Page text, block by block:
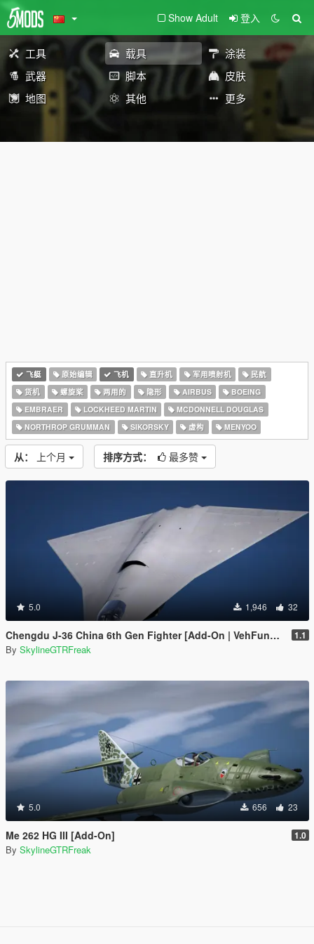
Show Adult 登入
工具 载具
涂装
武器
脚本
皮肤
地图
其他 更多
飞艇 原始编辑 飞机 直升机 军用喷射机
民航
货机
螺旋桨 两用的 隐形 AIRBUS
BOEING
EMBRAER
LOCKHEED MARTIN
MCDONNELL DOUGLAS
NORTHROP GRUMMAN
SIKORSKY 虚构 MENYOO
从： 上个月 排序方式： 最多赞
5.0 1,946 32
Chengdu J-36 China 6th Gen Fighter [Add-On | VehFuncs V] 1.1
By SkylineGTRFreak
5.0 656 23
Me 262 HG III [Add-On] 1.0
By SkylineGTRFreak